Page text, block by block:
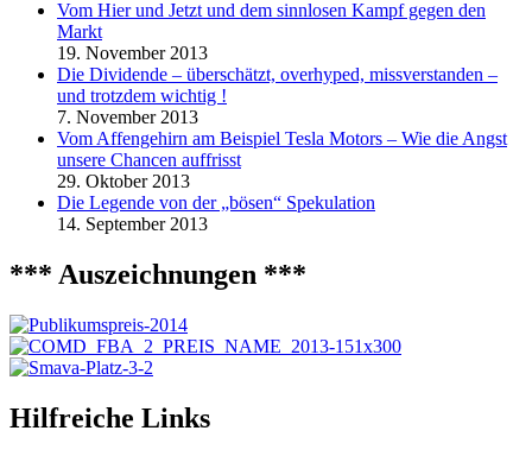
Vom Hier und Jetzt und dem sinnlosen Kampf gegen den
Markt
19. November 2013
Die Dividende – überschätzt, overhyped, missverstanden –
und trotzdem wichtig !
7. November 2013
Vom Affengehirn am Beispiel Tesla Motors – Wie die Angst
unsere Chancen auffrisst
29. Oktober 2013
Die Legende von der „bösen“ Spekulation
14. September 2013
*** Auszeichnungen ***
Hilfreiche Links